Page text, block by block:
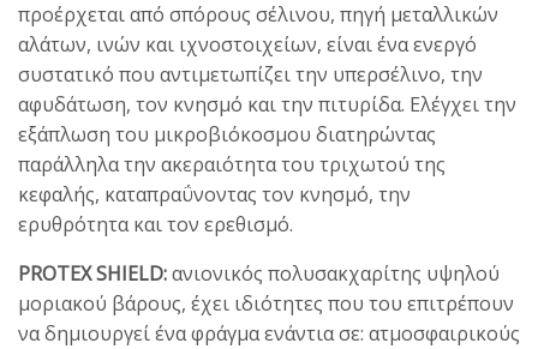
προέρχεται από σπόρους σέλινου, πηγή μεταλλικών
αλάτων, ινών και ιχνοστοιχείων, είναι ένα ενεργό
συστατικό που αντιμετωπίζει την υπερσέλινο, την
αφυδάτωση, τον κνησμό και την πιτυρίδα. Ελέγχει την
εξάπλωση του μικροβιόκοσμου διατηρώντας
παράλληλα την ακεραιότητα του τριχωτού της
κεφαλής, καταπραΰνοντας τον κνησμό, την
ερυθρότητα και τον ερεθισμό.
PROTEX SHIELD:ανιονικός πολυσακχαρίτης υψηλού
μοριακού βάρους, έχει ιδιότητες που του επιτρέπουν
να δημιουργεί ένα φράγμα ενάντια σε: ατμοσφαιρικούς